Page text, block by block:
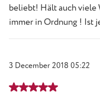
beliebt! Hält auch viele
immer in Ordnung ! Ist
3 December 2018 05:22
Review with rating of 5